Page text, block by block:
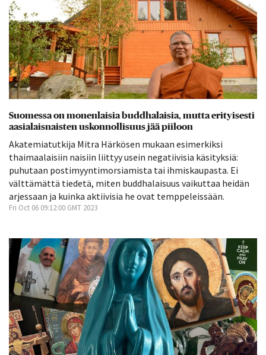
Suomessa on monenlaisia buddhalaisia, mutta erityisesti
aasialaisnaisten uskonnollisuus jää piiloon
Akatemiatutkija Mitra Härkösen mukaan esimerkiksi
thaimaalaisiin naisiin liittyy usein negatiivisia käsityksiä:
puhutaan postimyyntimorsiamista tai ihmiskaupasta. Ei
välttämättä tiedetä, miten buddhalaisuus vaikuttaa heidän
arjessaan ja kuinka aktiivisia he ovat temppeleissään.
Fri Oct 06 09:12:00 GMT 2023